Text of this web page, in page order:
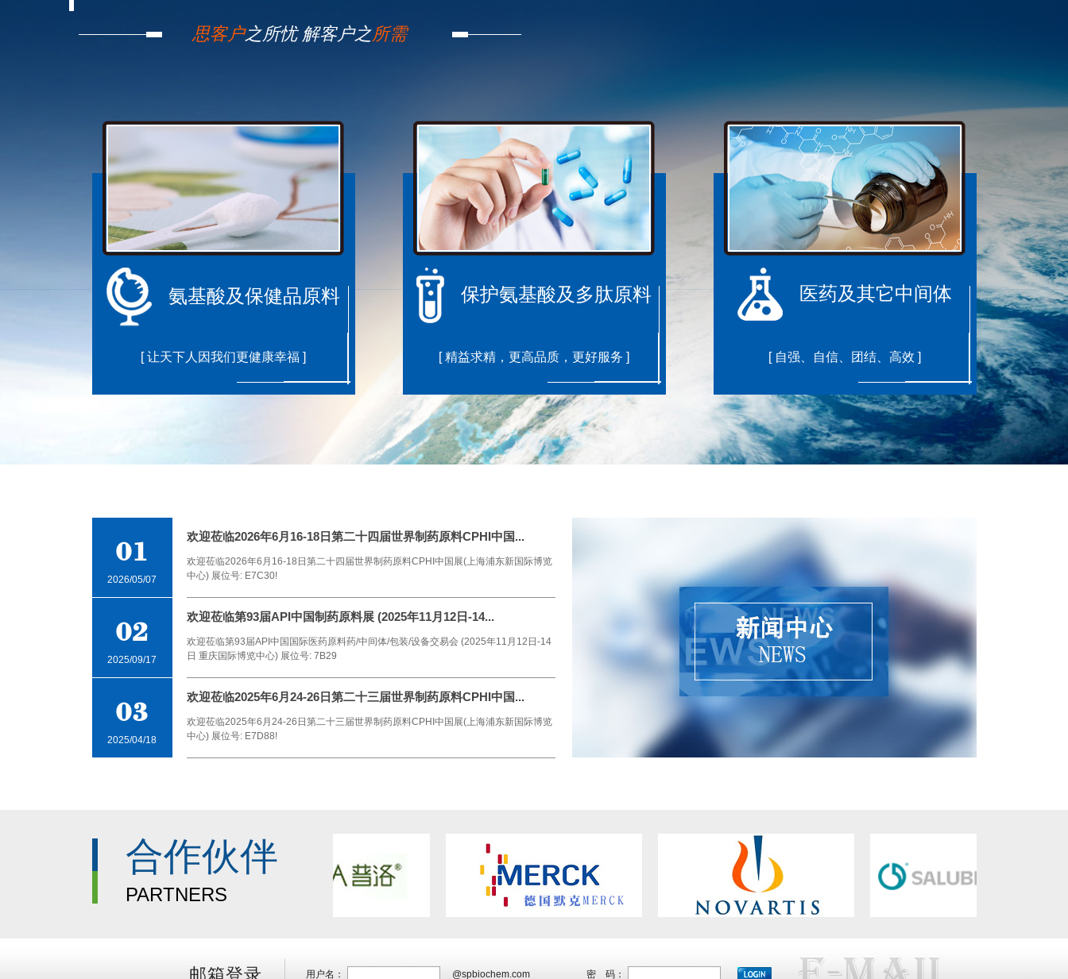
思客户之所忧 解客户之所需
氨基酸及保健品原料
[ 让天下人因我们更健康幸福 ]
保护氨基酸及多肽原料
[ 精益求精，更高品质，更好服务 ]
医药及其它中间体
[ 自强、自信、团结、高效 ]
01
2026/05/07
欢迎莅临2026年6月16-18日第二十四届世界制药原料CPHI中国...
欢迎莅临2026年6月16-18日第二十四届世界制药原料CPHI中国展(上海浦东新国际博览
中心) 展位号: E7C30!
02
2025/09/17
欢迎莅临第93届API中国制药原料展 (2025年11月12日-14...
欢迎莅临第93届API中国国际医药原料药/中间体/包装/设备交易会 (2025年11月12日-14
日 重庆国际博览中心) 展位号: 7B29
03
2025/04/18
欢迎莅临2025年6月24-26日第二十三届世界制药原料CPHI中国...
欢迎莅临2025年6月24-26日第二十三届世界制药原料CPHI中国展(上海浦东新国际博览
中心) 展位号: E7D88!
合作伙伴
PARTNERS
邮箱登录 用户名： @spbiochem.com 密 码：